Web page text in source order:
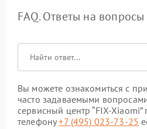
FAQ. Ответы на вопросы
Вы можете ознакомиться с
часто задаваемыми
сервисный центр “FIX-
телефону+7 (495) 023-73-25